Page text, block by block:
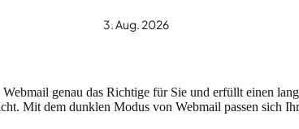
3. Aug. 2026
genau das Richtige für Sie und erfüllt einen
Mit dem dunklen Modus von Webmail passen sich